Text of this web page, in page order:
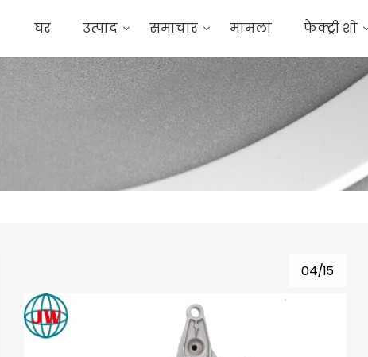
घर उत्पाद समाचार मामला फैक्ट्री शो
04/15